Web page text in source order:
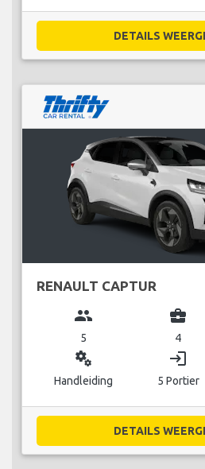
DETAILS
RENAULT CAPTUR
group
5
business_center
4
miscellaneous_services
Handleiding
login
5 Portier
DETAILS